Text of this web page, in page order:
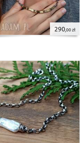
kolczyki, przepięknie
się, dziękuje.
zgodna z opisem
/ spinel / peridot -
Cocopunk
bardzo miły kontakt.
POLECAM
290,00 zł